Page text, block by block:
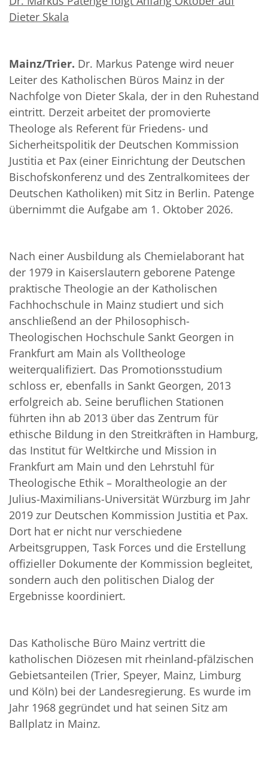
Dieter Skala
Mainz/Trier. Dr. Markus Patenge wird neuer
Leiter des Katholischen Büros Mainz in der
Nachfolge von Dieter Skala, der in den Ruhestand
eintritt. Derzeit arbeitet der promovierte
Theologe als Referent für Friedens- und
Sicherheitspolitik der Deutschen Kommission
Justitia et Pax (einer Einrichtung der Deutschen
Bischofskonferenz und des Zentralkomitees der
Deutschen Katholiken) mit Sitz in Berlin. Patenge
übernimmt die Aufgabe am 1. Oktober 2026.
Nach einer Ausbildung als Chemielaborant hat
der 1979 in Kaiserslautern geborene Patenge
praktische Theologie an der Katholischen
Fachhochschule in Mainz studiert und sich
anschließend an der Philosophisch-
Theologischen Hochschule Sankt Georgen in
Frankfurt am Main als Volltheologe
weiterqualifiziert. Das Promotionsstudium
schloss er, ebenfalls in Sankt Georgen, 2013
erfolgreich ab. Seine beruflichen Stationen
führten ihn ab 2013 über das Zentrum für
ethische Bildung in den Streitkräften in Hamburg,
das Institut für Weltkirche und Mission in
Frankfurt am Main und den Lehrstuhl für
Theologische Ethik – Moraltheologie an der
Julius-Maximilians-Universität Würzburg im Jahr
2019 zur Deutschen Kommission Justitia et Pax.
Dort hat er nicht nur verschiedene
Arbeitsgruppen, Task Forces und die Erstellung
offizieller Dokumente der Kommission begleitet,
sondern auch den politischen Dialog der
Ergebnisse koordiniert.
Das Katholische Büro Mainz vertritt die
katholischen Diözesen mit rheinland-pfälzischen
Gebietsanteilen (Trier, Speyer, Mainz, Limburg
und Köln) bei der Landesregierung. Es wurde im
Jahr 1968 gegründet und hat seinen Sitz am
Ballplatz in Mainz.